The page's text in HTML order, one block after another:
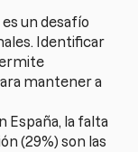
es un desafío
Identificar
mantener a
España, la falta
(29%) son las